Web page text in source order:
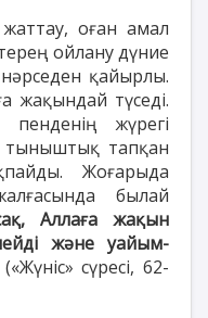
оған амал
ойлану дүние
қайырлы.
жақындай түседі.
жүрегі
тапқан
Жоғарыда
былай
Аллаға жақын
және уайым-
(«Жүніс» сүресі, 62-